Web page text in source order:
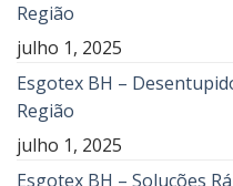
Região
julho 1, 2025
Esgotex BH –
Região
julho 1, 2025
Esgotex BH – Soluções